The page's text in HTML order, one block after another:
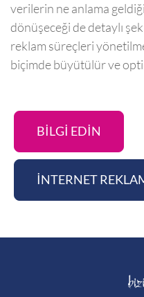
verilerin ne anlama
dönüşeceği de detaylı
reklam süreçleri
biçimde büyütülür ve
BİLGİ EDİN
İNTERNET